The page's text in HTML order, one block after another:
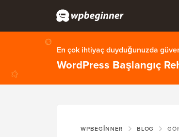
En çok ihtiyaç duyduğunuzda
WordPress Başlangıç
WPBEGINNER BLOG